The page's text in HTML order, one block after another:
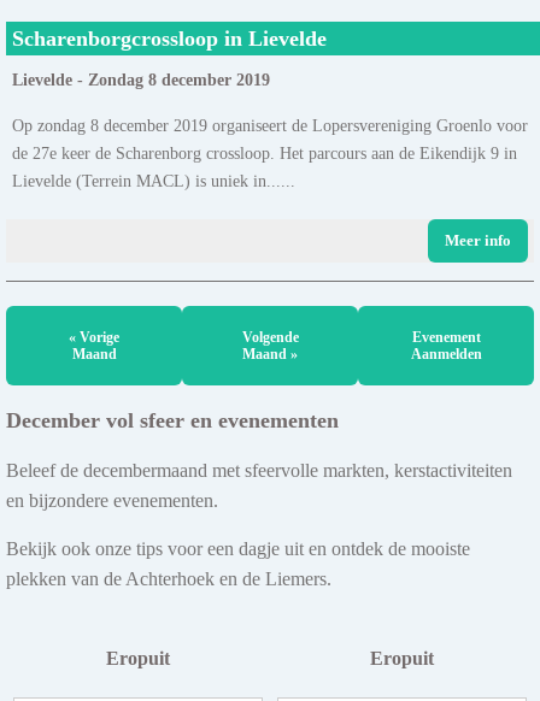
Scharenborgcrossloop in Lievelde
Lievelde - Zondag 8 december 2019
Op zondag 8 december 2019 organiseert de Lopersvereniging Groenlo voor
de 27e keer de Scharenborg crossloop. Het parcours aan de Eikendijk 9 in
Lievelde (Terrein MACL) is uniek in......
Meer info
« Vorige
Maand
Volgende
Maand »
Evenement
Aanmelden
December vol sfeer en evenementen
Beleef de decembermaand met sfeervolle markten, kerstactiviteiten
en bijzondere evenementen.
Bekijk ook onze tips voor een dagje uit en ontdek de mooiste
plekken van de Achterhoek en de Liemers.
Eropuit Eropuit